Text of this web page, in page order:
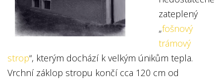
zateplený
„fošnový
trámový
strop“, kterým dochází k velkým únikům tepla.
Vrchní záklop stropu končí cca 120 cm od